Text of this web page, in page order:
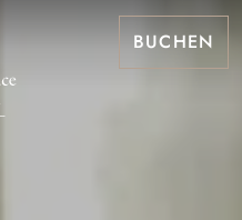
BUCHEN